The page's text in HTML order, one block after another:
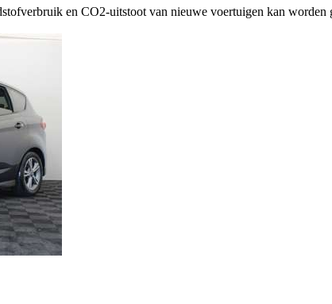
en CO2-uitstoot van nieuwe voertuigen kan